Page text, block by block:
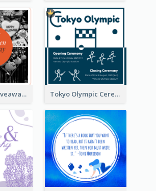
Halloween Giveaway Instagram Post Tokyo Olympic Ceremony Instagram Post